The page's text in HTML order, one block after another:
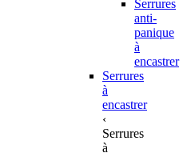
Serrures
anti-
panique
à
encastrer
Serrures
à
encastrer
‹
Serrures
à